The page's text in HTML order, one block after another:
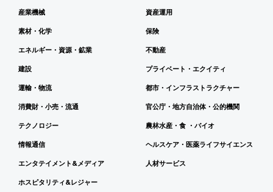
産業機械
素材・化学
エネルギー・資源・鉱業
建設
運輸・物流
消費財・小売・流通
テクノロジー
情報通信
エンタテイメント&メディア
ホスピタリティ&レジャー
資産運用
保険
不動産
プライベート・エクイティ
都市・インフラストラクチャー
官公庁・地方自治体・公的機関
農林水産・食 ・バイオ
ヘルスケア・医薬ライフサイエンス
人材サービス